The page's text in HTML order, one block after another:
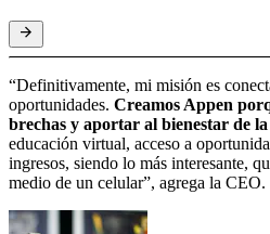
“Definitivamente, mi misión es
oportunidades. Creamos Appen
brechas y aportar al bienestar de
educación virtual, acceso a
ingresos, siendo lo más interesante,
medio de un celular”, agrega la CEO.